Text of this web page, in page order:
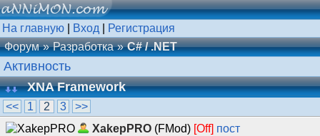
На главную Вход
Регистрация
Форум
Разработка C# / .NET
Активность
XNA Framework
<< 1 2 3
>>
XakepPRO (FMod) [Off] пост